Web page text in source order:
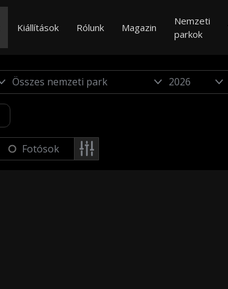
Kiállítások Rólunk Magazin
Nemzeti
parkok
Fotósok